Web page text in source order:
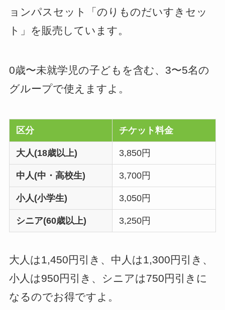
ョンパスセット「のりものだいすきセッ
ト」を販売しています。
0歳〜未就学児の子どもを含む、3〜5名の
グループで使えますよ。
区分 チケット料金
大人(18歳以上) 3,850円
中人(中・高校生) 3,700円
小人(小学生) 3,050円
シニア(60歳以上) 3,250円
大人は1,450円引き、中人は1,300円引き、
小人は950円引き、シニアは750円引きに
なるのでお得ですよ。